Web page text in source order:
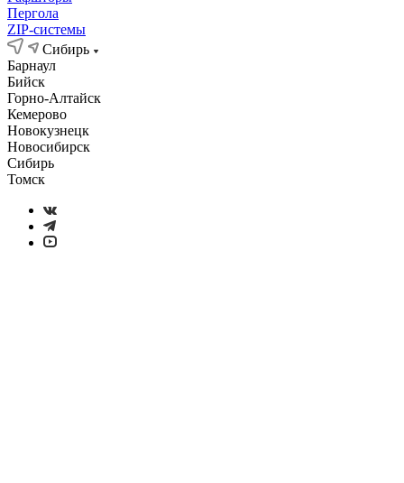
Пергола
ZIP-системы
Сибирь
Барнаул
Бийск
Горно-Алтайск
Кемерово
Новокузнецк
Новосибирск
Сибирь
Томск